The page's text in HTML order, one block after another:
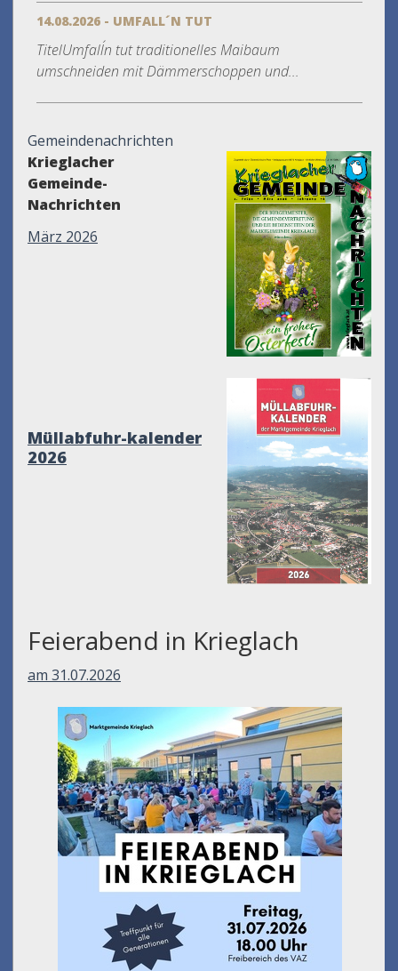
14.08.2026 - UMFALL´N TUT
TitelUmfall´n tut traditionelles Maibaum
umschneiden mit Dämmerschoppen und...
Gemeindenachrichten
Krieglacher
Gemeinde-
Nachrichten
März 2026
Müllabfuhr-kalender
2026
Feierabend in Krieglach
am 31.07.2026